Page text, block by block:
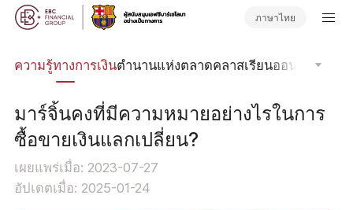
ภาษาไทย
ความรู้ทางการเงินตำนานแห่งตลาดคลาสเรียนออนไลน์โฟกั
มาร์จิ้นคงที่มีความหมายอย่างไรในการ
ซื้อขายเงินแลกเปลี่ยน?
เผยแพร่เมื่อ: 2023-07-27
อัปเดตเมื่อ: 2025-01-24